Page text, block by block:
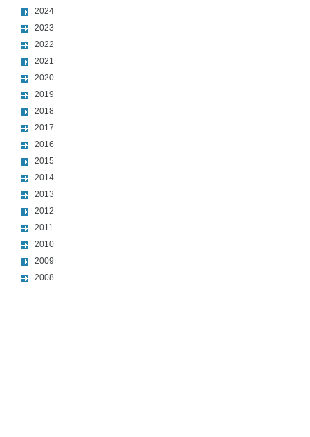
2024
2023
2022
2021
2020
2019
2018
2017
2016
2015
2014
2013
2012
2011
2010
2009
2008